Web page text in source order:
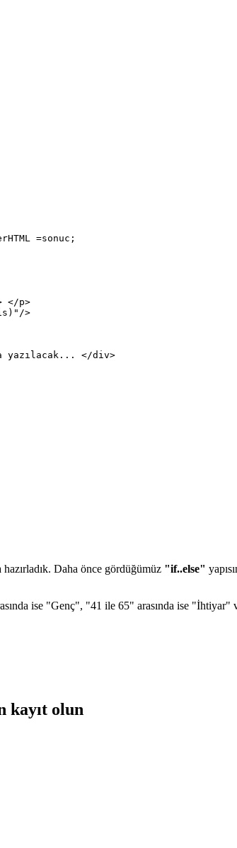
>
Daha önce gördüğümüz "if..else"
ise "Genç", "41 ile 65" arasında ise "İhtiyar"
kayıt olun